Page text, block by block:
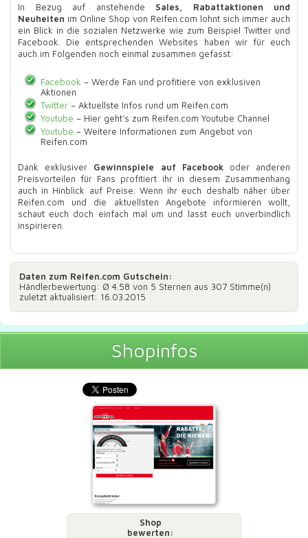
In Bezug auf anstehende Sales, Rabattaktionen und
Neuheiten im Online Shop von Reifen.com lohnt sich immer auch
ein Blick in die sozialen Netzwerke wie zum Beispiel Twitter und
Facebook. Die entsprechenden Websites haben wir für euch
auch im Folgenden noch einmal zusammen gefasst:
Facebook – Werde Fan und profitiere von exklusiven
Aktionen
Twitter– Aktuellste Infos rund um Reifen.com
Youtube – Hier geht’s zum Reifen.com Youtube Channel
Youtube – Weitere Informationen zum Angebot von
Reifen.com
Dank exklusiver Gewinnspiele auf Facebookoder anderen
Preisvorteilen für Fans profitiert ihr in diesem Zusammenhang
auch in Hinblick auf Preise. Wenn ihr euch deshalb näher über
Reifen.com und die aktuellsten Angebote informieren wollt,
schaut euch doch einfach mal um und lasst euch unverbindlich
inspirieren.
Daten zum Reifen.com Gutschein:
Händlerbewertung: Ø 4.58 von 5 Sternen aus 307 Stimme(n)
zuletzt aktualisiert: 16.03.2015
Shopinfos
Shop
bewerten: